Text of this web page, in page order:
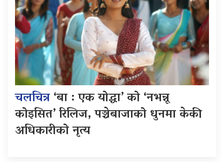
चलचित्र‘बा : एक योद्धा’ को ‘नभन्नू
कोइसित’ रिलिज, पञ्चेबाजाको धुनमा केकी
अधिकारीको नृत्य